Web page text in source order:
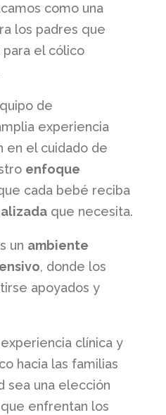
como una
los padres que
el cólico
de
experiencia
en el cuidado de
enfoque
cada bebé reciba
que necesita.
un ambiente
, donde los
apoyados y
clínica y
hacia las familias
sea una elección
enfrentan los